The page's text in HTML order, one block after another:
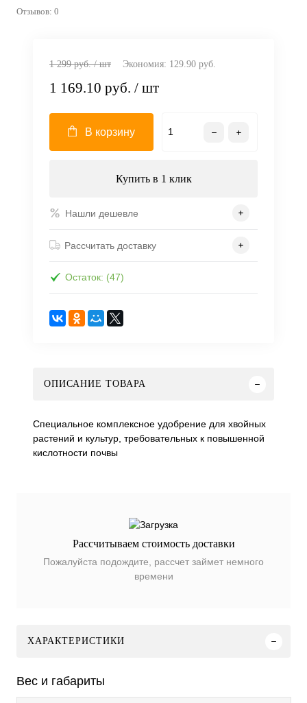
Отзывов: 0
1 299 руб./ шт Экономия: 129.90 руб.
1 169.10 руб. / шт
В корзину
Купить в 1 клик
Нашли дешевле
Рассчитать доставку
Остаток: (47)
ОПИСАНИЕ ТОВАРА
Специальное комплексное удобрение для хвойных
растений и культур, требовательных к повышенной
кислотности почвы
Рассчитываем стоимость доставки
Пожалуйста подождите, рассчет займет немного
времени
ХАРАКТЕРИСТИКИ
Вес и габариты